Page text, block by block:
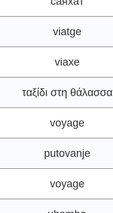
viatge
viaxe
ταξίδι στη θάλασσα
voyage
putovanje
voyage